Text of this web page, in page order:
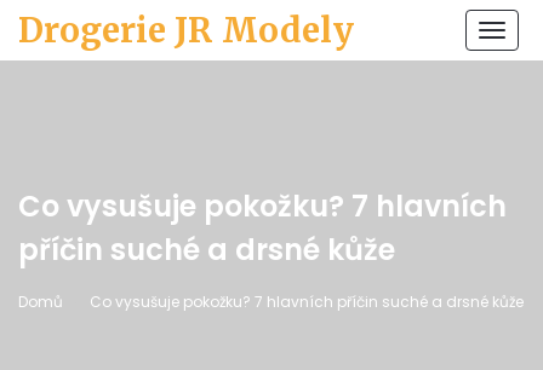
Drogerie JR Modely
Co vysušuje pokožku? 7 hlavních
příčin suché a drsné kůže
Domů Co vysušuje pokožku? 7 hlavních příčin suché a drsné kůže